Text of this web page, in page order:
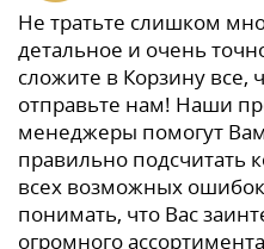
Не тратьте слишком
детальное и очень
сложите в Корзину все,
отправьте нам! Наши
менеджеры помогут
правильно подсчитать
всех возможных
понимать, что Вас
огромного